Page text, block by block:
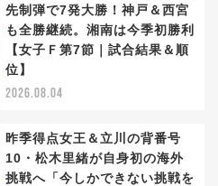
先制弾で7発大勝！神戸＆西宮
も全勝継続。湘南は今季初勝利
【女子Ｆ第7節｜試合結果＆順
位】
2026.08.04
昨季得点女王＆立川の背番号
10・松木里緒が自身初の海外
挑戦へ「今しかできない挑戦を